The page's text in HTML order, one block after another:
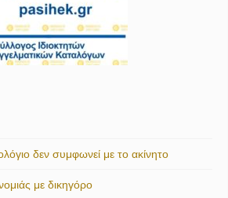
δεν συμφωνεί με το ακίνητο
με δικηγόρο